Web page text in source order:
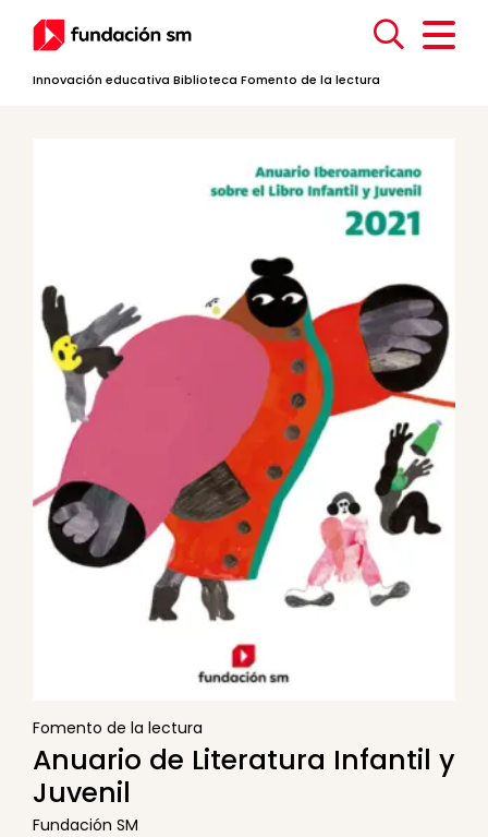
Innovación educativa Biblioteca Fomento de la lectura
Fomento de la lectura
Anuario de Literatura Infantil y
Juvenil
Fundación SM